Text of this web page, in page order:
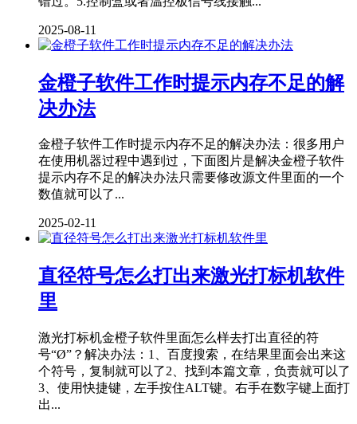
2025-08-11
金橙子软件工作时提示内存不足的解
决办法
金橙子软件工作时提示内存不足的解决办法：很多用户
在使用机器过程中遇到过，下面图片是解决金橙子软件
提示内存不足的解决办法只需要修改源文件里面的一个
数值就可以了...
2025-02-11
直径符号怎么打出来激光打标机软件
里
激光打标机金橙子软件里面怎么样去打出直径的符
号“Ø”？解决办法：1、百度搜索，在结果里面会出来这
个符号，复制就可以了2、找到本篇文章，负责就可以了
3、使用快捷键，左手按住ALT键。右手在数字键上面打
出...